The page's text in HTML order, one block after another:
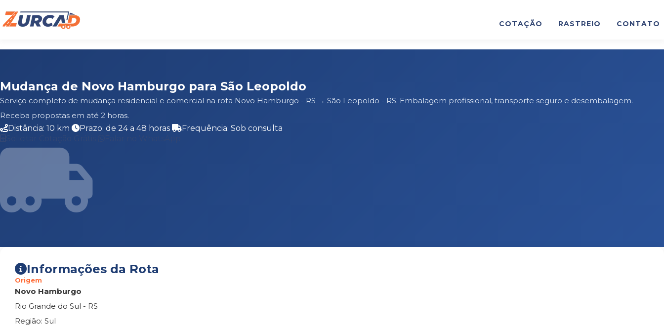
COTAÇÃO RASTREIO CONTATO
Mudança de Novo Hamburgo para São Leopoldo
Serviço completo de mudança residencial e comercial na rota Novo Hamburgo - RS → São Leopoldo - RS. Embalagem profissional, transporte seguro e desembalagem.
Receba propostas em até 2 horas.
Distância: 10 km
Prazo: de 24 a 48 horas
Frequência: Sob consulta
Informações da Rota
Origem
Novo Hamburgo
Rio Grande do Sul - RS
Região: Sul